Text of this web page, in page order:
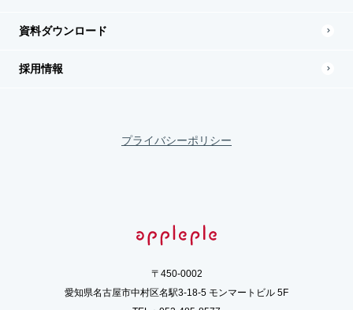
資料ダウンロード
採用情報
プライバシーポリシー
〒450-0002
愛知県名古屋市中村区名駅3-18-5 モンマートビル 5F